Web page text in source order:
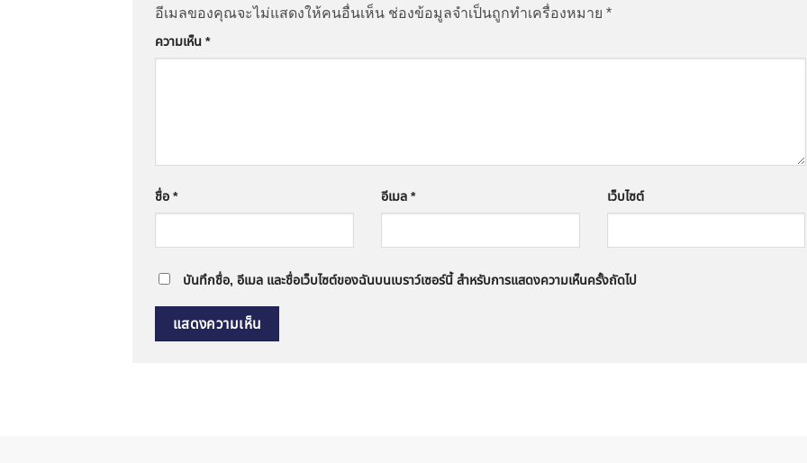
อีเมลของคุณจะไม่แสดงให้คนอื่นเห็น ช่องข้อมูลจำเป็นถูกทำเครื่องหมาย *
ความเห็น *
ชื่อ * อีเมล * เว็บไซต์
บันทึกชื่อ, อีเมล และชื่อเว็บไซต์ของฉันบนเบราว์เซอร์นี้ สำหรับการแสดงความเห็นครั้งถัดไป